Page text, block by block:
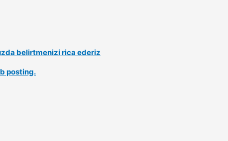
belirtmenizi rica ederiz
posting.